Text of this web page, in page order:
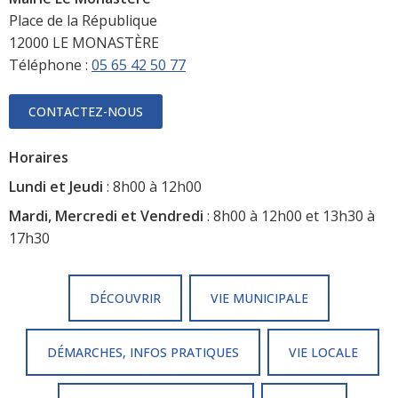
Place de la République
12000 LE MONASTÈRE
Téléphone : 05 65 42 50 77
CONTACTEZ-NOUS
Horaires
Lundi et Jeudi : 8h00 à 12h00
Mardi, Mercredi et Vendredi : 8h00 à 12h00 et 13h30 à
17h30
DÉCOUVRIR VIE MUNICIPALE
DÉMARCHES, INFOS PRATIQUES VIE LOCALE